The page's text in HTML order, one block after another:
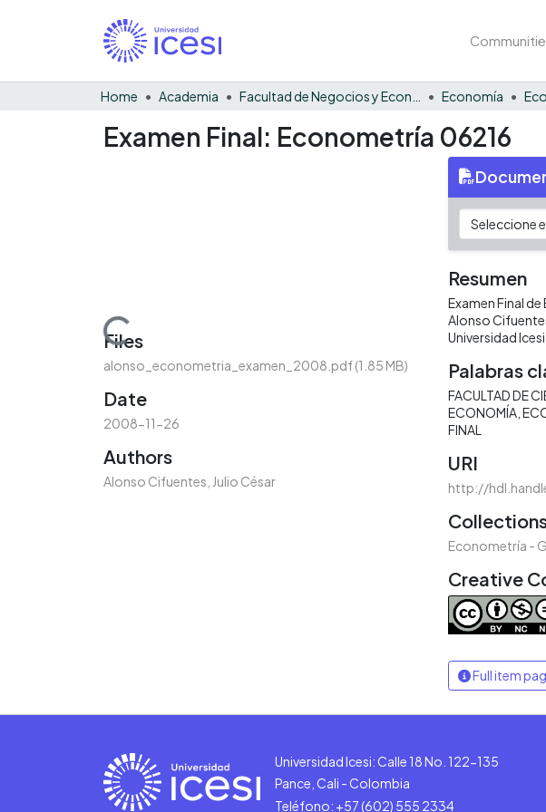
Home Academia Economía
Examen Final: Econometría 06216
Loading...
Files
alonso_econometria_examen_2008.pdf(1.85 MB)
Date
2008-11-26
Authors
Alonso Cifuentes, Julio César
Resumen
Examen Final
Alonso
Universidad
Palabras
FACULTAD DE
ECONOMÍA
FINAL
URI
http://
Econometría -
Creative
Full item
Universidad Icesi: Calle 18 No. 122-135
Pance, Cali - Colombia
Teléfono: +57 (602) 555 2334